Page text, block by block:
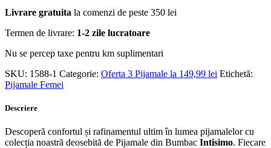
Livrare gratuita la comenzi de peste 350 lei
Termen de livrare: 1-2 zile lucratoare
Nu se percep taxe pentru km suplimentari
SKU: 1588-1 Categorie: Oferta 3 Pijamale la 149,99 lei Etichetă:
Pijamale Femei
Descriere
Descoperă confortul și rafinamentul ultim în lumea pijamalelor cu
colecția noastră deosebită de Pijamale din Bumbac Intisimo. Fiecare